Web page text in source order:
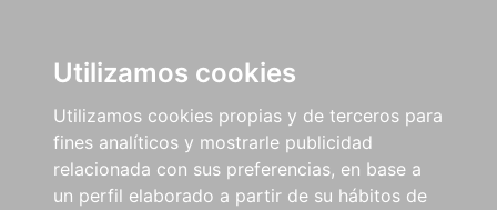
Utilizamos cookies
Utilizamos cookies propias y de terceros para
fines analíticos y mostrarle publicidad
relacionada con sus preferencias, en base a
un perfil elaborado a partir de su hábitos de